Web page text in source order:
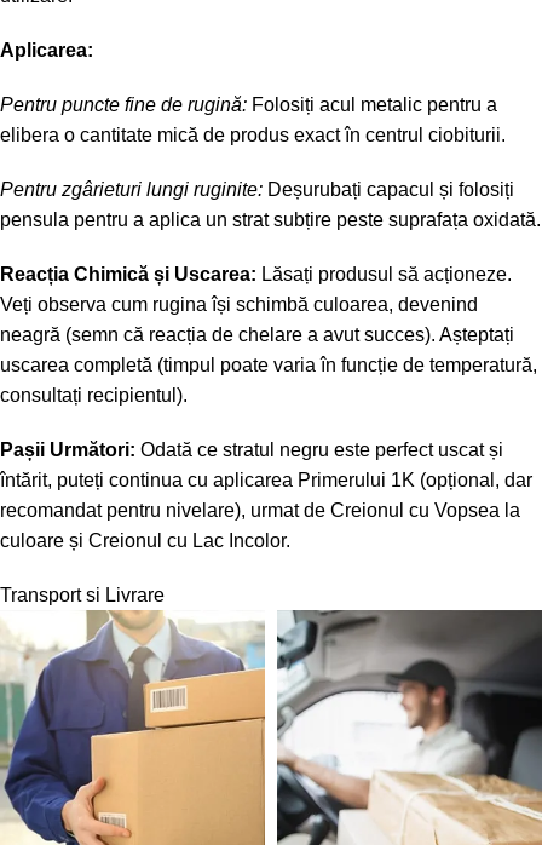
Aplicarea:
Pentru puncte fine de rugină: Folosiți acul metalic pentru a
elibera o cantitate mică de produs exact în centrul ciobiturii.
Pentru zgârieturi lungi ruginite: Deșurubați capacul și folosiți
pensula pentru a aplica un strat subțire peste suprafața oxidată.
Reacția Chimică și Uscarea: Lăsați produsul să acționeze.
Veți observa cum rugina își schimbă culoarea, devenind
neagră (semn că reacția de chelare a avut succes). Așteptați
uscarea completă (timpul poate varia în funcție de temperatură,
consultați recipientul).
Pașii Următori: Odată ce stratul negru este perfect uscat și
întărit, puteți continua cu aplicarea Primerului 1K (opțional, dar
recomandat pentru nivelare), urmat de Creionul cu Vopsea la
culoare și Creionul cu Lac Incolor.
Transport si Livrare